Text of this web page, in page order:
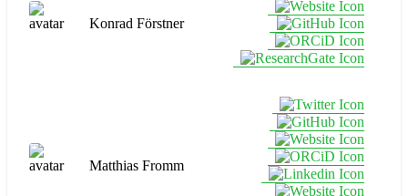
Konrad Förstner
Matthias Fromm